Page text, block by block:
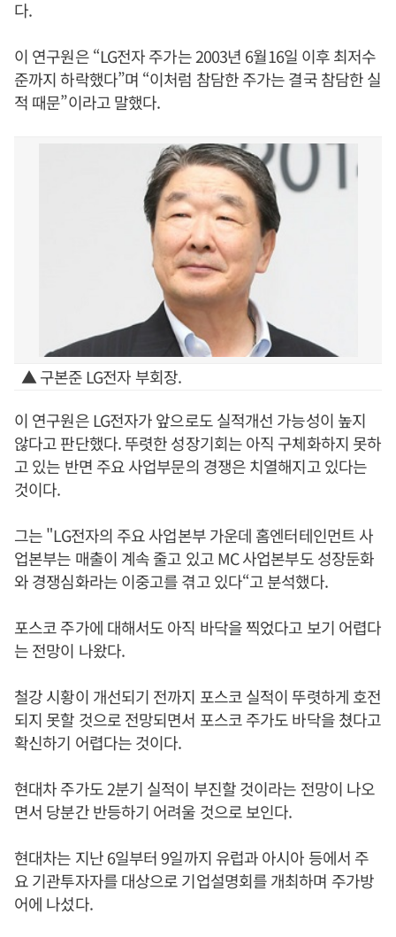
다.
이 연구원은 “LG전자 주가는 2003년 6월16일 이후 최저수
준까지 하락했다”며 “이처럼 참담한 주가는 결국 참담한 실
적 때문”이라고 말했다.
▲ 구본준 LG전자 부회장.
이 연구원은 LG전자가 앞으로도 실적개선 가능성이 높지
않다고 판단했다. 뚜렷한 성장기회는 아직 구체화하지 못하
고 있는 반면 주요 사업부문의 경쟁은 치열해지고 있다는
것이다.
그는 "LG전자의 주요 사업본부 가운데 홈엔터테인먼트 사
업본부는 매출이 계속 줄고 있고 MC 사업본부도 성장둔화
와 경쟁심화라는 이중고를 겪고 있다“고 분석했다.
포스코 주가에 대해서도 아직 바닥을 찍었다고 보기 어렵다
는 전망이 나왔다.
철강 시황이 개선되기 전까지 포스코 실적이 뚜렷하게 호전
되지 못할 것으로 전망되면서 포스코 주가도 바닥을 쳤다고
확신하기 어렵다는 것이다.
현대차 주가도 2분기 실적이 부진할 것이라는 전망이 나오
면서 당분간 반등하기 어려울 것으로 보인다.
현대차는 지난 6일부터 9일까지 유럽과 아시아 등에서 주
요 기관투자자를 대상으로 기업설명회를 개최하며 주가방
어에 나섰다.